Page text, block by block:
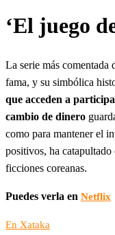
‘El juego
La serie más comentada
fama, y su simbólica
que acceden a
cambio de dinero
como para mantener el
positivos, ha catapultado
ficciones coreanas.
Puedes verla en Netflix
En Xataka